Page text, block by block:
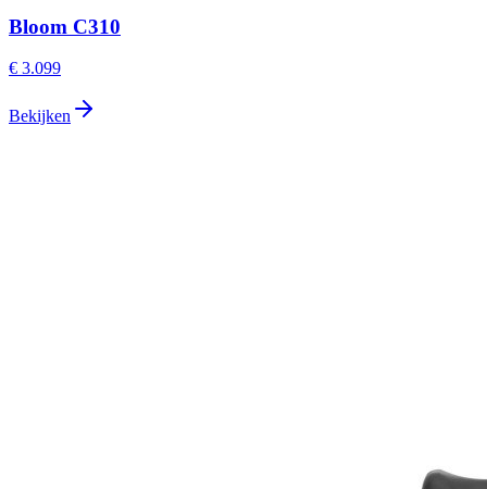
Bloom C310
€ 3.099
Bekijken